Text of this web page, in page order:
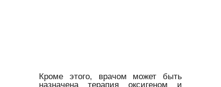
Кроме этого, врачом может быть
назначена терапия оксигеном и